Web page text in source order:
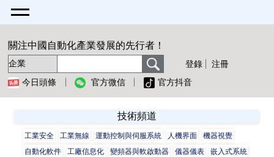
關注中國自動化產業發展的先行者！
登錄
注冊
今日頭條
官方微信 官方抖音
技術頻道
工業安全 工業無線 運動控制與伺服系統 人機界面
機器視覺
自動化軟件
工廠信息化 變頻器與軟啟動器 儀器儀表
嵌入式系統